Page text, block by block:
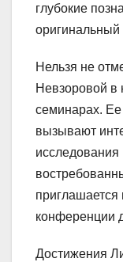
глубокие
оригинальный
Нельзя не
Невзоровой в
семинарах.
вызывают
конференции
Достижения